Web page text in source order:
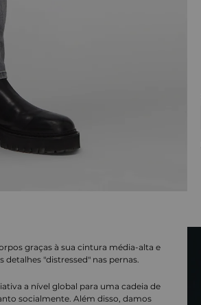
graças à sua cintura média-alta e
"distressed" nas pernas.
a nível global para uma cadeia de
socialmente. Além disso, damos